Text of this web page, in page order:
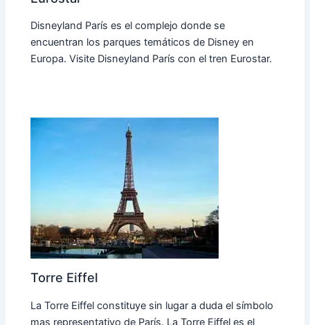
Disneyland París es el complejo donde se
encuentran los parques temáticos de Disney en
Europa. Visite Disneyland París con el tren Eurostar.
Torre Eiffel
La Torre Eiffel constituye sin lugar a duda el símbolo
mas representativo de París. La Torre Eiffel es el